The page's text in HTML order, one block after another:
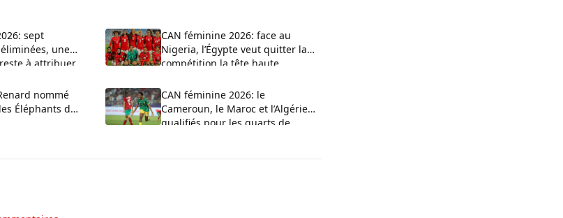
sept
une
à attribuer
CAN féminine 2026: face au
Nigeria, l’Égypte veut quitter la
compétition la tête haute
nommé
Éléphants de
CAN féminine 2026: le
Cameroun, le Maroc et l’Algérie
qualifiés pour les quarts de